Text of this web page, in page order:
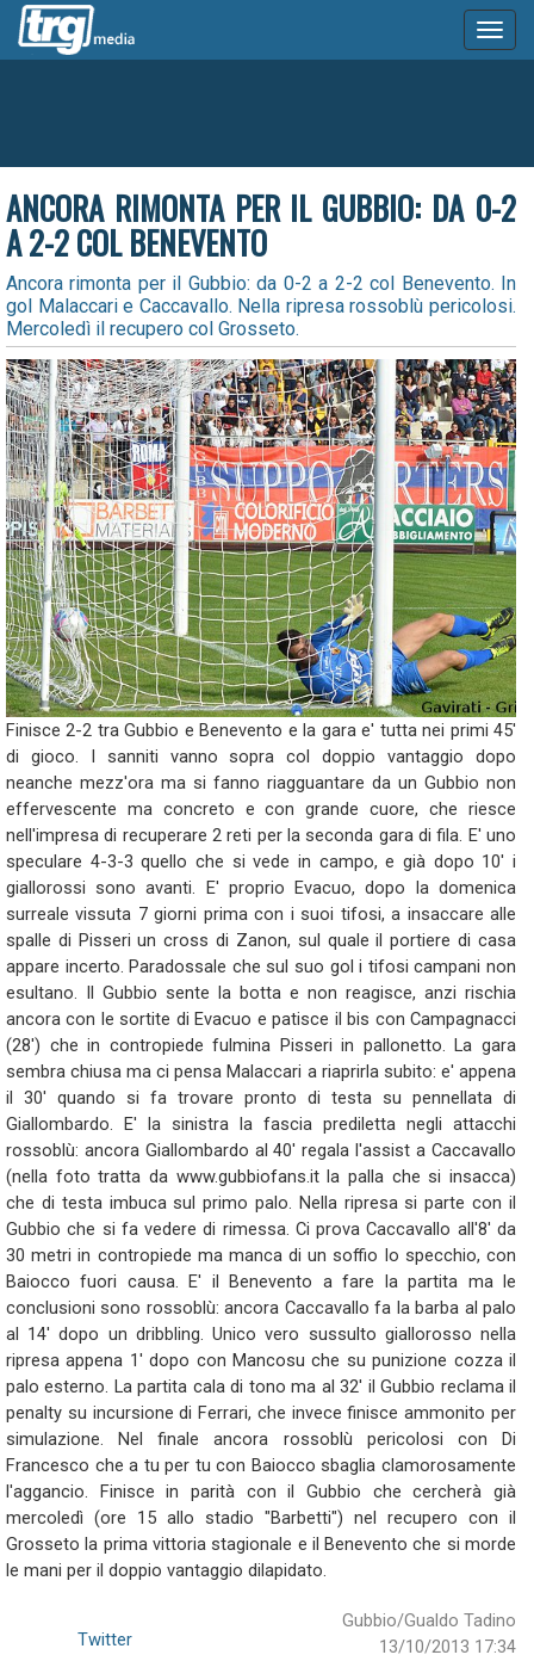
ANCORA RIMONTA PER IL GUBBIO: DA 0-2
A 2-2 COL BENEVENTO
Ancora rimonta per il Gubbio: da 0-2 a 2-2 col Benevento. In
gol Malaccari e Caccavallo. Nella ripresa rossoblù pericolosi.
Mercoledì il recupero col Grosseto.
Finisce 2-2 tra Gubbio e Benevento e la gara e' tutta nei primi 45'
di gioco. I sanniti vanno sopra col doppio vantaggio dopo
neanche mezz'ora ma si fanno riagguantare da un Gubbio non
effervescente ma concreto e con grande cuore, che riesce
nell'impresa di recuperare 2 reti per la seconda gara di fila. E' uno
speculare 4-3-3 quello che si vede in campo, e già dopo 10' i
giallorossi sono avanti. E' proprio Evacuo, dopo la domenica
surreale vissuta 7 giorni prima con i suoi tifosi, a insaccare alle
spalle di Pisseri un cross di Zanon, sul quale il portiere di casa
appare incerto. Paradossale che sul suo gol i tifosi campani non
esultano. Il Gubbio sente la botta e non reagisce, anzi rischia
ancora con le sortite di Evacuo e patisce il bis con Campagnacci
(28') che in contropiede fulmina Pisseri in pallonetto. La gara
sembra chiusa ma ci pensa Malaccari a riaprirla subito: e' appena
il 30' quando si fa trovare pronto di testa su pennellata di
Giallombardo. E' la sinistra la fascia prediletta negli attacchi
rossoblù: ancora Giallombardo al 40' regala l'assist a Caccavallo
(nella foto tratta da www.gubbiofans.it la palla che si insacca)
che di testa imbuca sul primo palo. Nella ripresa si parte con il
Gubbio che si fa vedere di rimessa. Ci prova Caccavallo all'8' da
30 metri in contropiede ma manca di un soffio lo specchio, con
Baiocco fuori causa. E' il Benevento a fare la partita ma le
conclusioni sono rossoblù: ancora Caccavallo fa la barba al palo
al 14' dopo un dribbling. Unico vero sussulto giallorosso nella
ripresa appena 1' dopo con Mancosu che su punizione cozza il
palo esterno. La partita cala di tono ma al 32' il Gubbio reclama il
penalty su incursione di Ferrari, che invece finisce ammonito per
simulazione. Nel finale ancora rossoblù pericolosi con Di
Francesco che a tu per tu con Baiocco sbaglia clamorosamente
l'aggancio. Finisce in parità con il Gubbio che cercherà già
mercoledì (ore 15 allo stadio "Barbetti") nel recupero con il
Grosseto la prima vittoria stagionale e il Benevento che si morde
le mani per il doppio vantaggio dilapidato.
Gubbio/Gualdo Tadino
13/10/2013 17:34
Twitter